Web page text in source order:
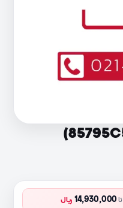
تا14,930,000 ریال